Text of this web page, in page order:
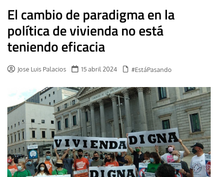
El cambio de paradigma en la
política de vivienda no está
teniendo eficacia
Jose Luis Palacios 15 abril 2024 #EstáPasando